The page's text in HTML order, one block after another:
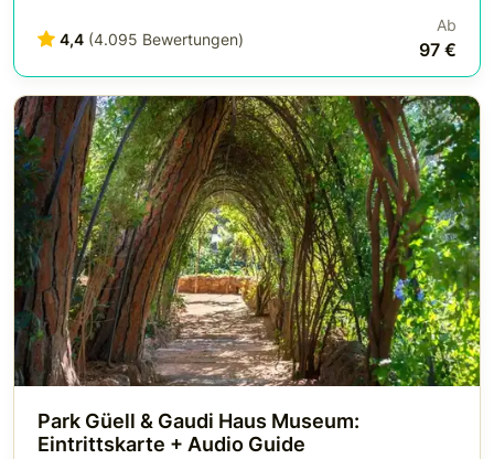
4,4 (4.095 Bewertungen)
Ab
97 €
Park Güell & Gaudi Haus Museum:
Eintrittskarte + Audio Guide